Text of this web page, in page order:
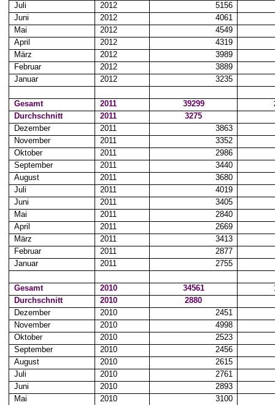
Juli
2012
5156
Juni
2012
4061
Mai
2012
4549
April
2012
4319
März
2012
3989
Februar
2012
3889
Januar
2012 3235
Gesamt 2011 39299
Durchschnitt
2011
3275
Dezember
2011
3863
November
2011
3352
Oktober
2011
2986
September
2011
3440
August
2011
3680
Juli
2011
4019
Juni
2011
3405
Mai
2011
2840
April
2011
2669
März
2011
3413
Februar
2011
2877
Januar
2011 2755
Gesamt 2010 34561
Durchschnitt
2010
2880
Dezember
2010
2451
November
2010
4998
Oktober
2010
2523
September
2010
2456
August
2010
2615
Juli
2010
2761
Juni
2010
2893
Mai
2010
3100